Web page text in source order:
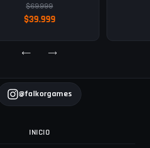
$39.999
$69.999
@falkorgames
INICIO